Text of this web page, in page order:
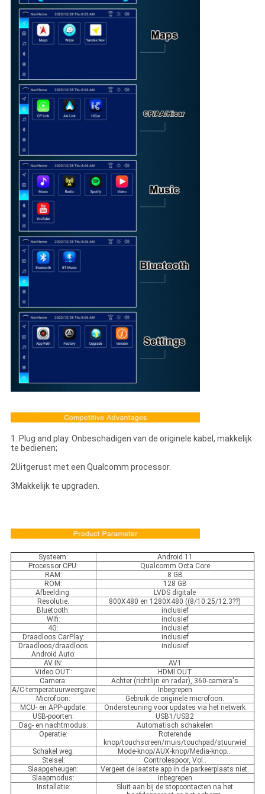
1. Plug and play. Onbeschadigen van de originele kabel, makkelijk
te bedienen;
2Uitgerust met een Qualcomm processor.
3Makkelijk te upgraden.
Systeem:
Android 11
Processor CPU:
Qualcomm Octa Core
RAM:
8 GB
ROM:
128 GB
Afbeelding:
LVDS digitale
Resolutie:
800X480 en 1280X480 ((8/10.25/12.3??)
Bluetooth:
inclusief
Wifi:
inclusief
4G:
inclusief
Draadloos CarPlay:
inclusief
Draadloos/draadloos
Android Auto:
inclusief
AV IN:
AV1
Video OUT:
HDMI OUT
Camera:
Achter (richtlijn en radar), 360-camera's
A/C-temperatuurweergave
Inbegrepen
Microfoon:
Gebruik de originele microfoon.
MCU- en APP-update:
Ondersteuning voor updates via het netwerk
USB-poorten:
USB1/USB2
Dag- en nachtmodus:
Automatisch schakelen
Operatie:
Roterende
knop/touchscreen/muis/touchpad/stuurwiel
Schakel weg:
Mode-knop/AUX-knop/Media-knop...
Stelsel:
Controlespoor, Vol..
Slaapgeheugen:
Vergeet de laatste app in de parkeerplaats niet.
Slaapmodus:
Inbegrepen
Installatie:
Sluit aan bij de stopcontacten na het